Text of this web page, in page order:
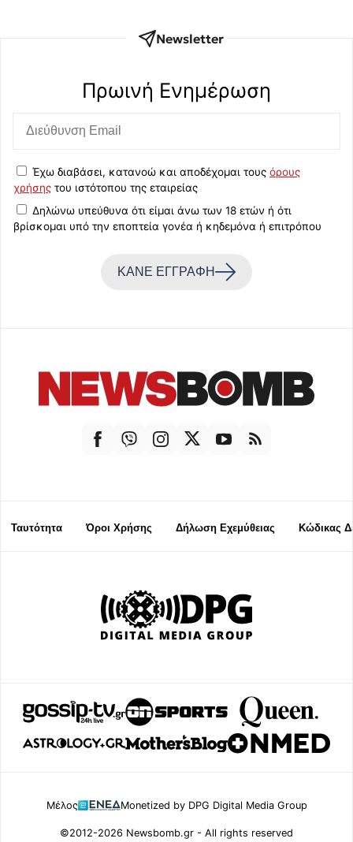
Newsletter
Πρωινή Eνημέρωση
Έχω διαβάσει, κατανοώ και αποδέχομαι τους όρους
χρήσης του ιστότοπου της εταιρείας
Δηλώνω υπεύθυνα ότι είμαι άνω των 18 ετών ή ότι
βρίσκομαι υπό την εποπτεία γονέα ή κηδεμόνα ή επιτρόπου
ΚΑΝΕ ΕΓΓΡΑΦΗ
Ταυτότητα Όροι Χρήσης Δήλωση Εχεμύθειας Κώδικας
Μέλος Monetized by DPG Digital Media Group
©2012-2026 Newsbomb.gr - All rights reserved